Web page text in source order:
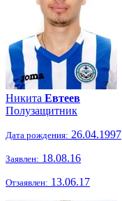
Никита Евтеев
Полузащитник
Дата рождения: 26.04.1997
Заявлен: 18.08.16
Отзаявлен: 13.06.17